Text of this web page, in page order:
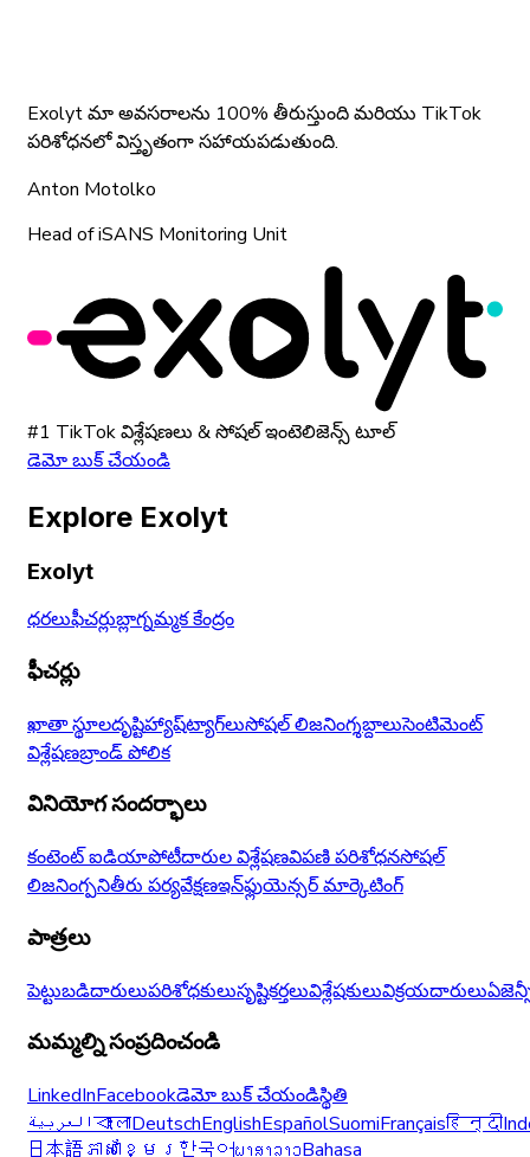
Exolyt మా అవసరాలను 100% తీరుస్తుంది మరియు TikTok
పరిశోధనలో విస్తృతంగా సహాయపడుతుంది.
Anton Motolko
Head of iSANS Monitoring Unit
#1 TikTok విశ్లేషణలు & సోషల్ ఇంటెలిజెన్స్ టూల్
డెమో బుక్ చేయండి
Explore Exolyt
Exolyt
ధరలుఫీచర్లుబ్లాగ్నమ్మక కేంద్రం
ఫీచర్లు
ఖాతా స్థూలదృష్టిహ్యాష్‌ట్యాగ్‌లుసోషల్ లిజనింగ్శబ్దాలుసెంటిమెంట్
విశ్లేషణబ్రాండ్ పోలిక
వినియోగ సందర్భాలు
కంటెంట్ ఐడియాపోటీదారుల విశ్లేషణవిపణి పరిశోధనసోషల్
లిజనింగ్పనితీరు పర్యవేక్షణఇన్‌ఫ్లుయెన్సర్ మార్కెటింగ్
పాత్రలు
పెట్టుబడిదారులుపరిశోధకులుసృష్టికర్తలువిశ్లేషకులువిక్రయదారులు
మమ్మల్ని సంప్రదించండి
LinkedInFacebookడెమో బుక్ చేయండిస్థితి
العربيةবাংলাDeutschEnglishEspañolSuomiFrançaisहिन्दी
日本語ភាសាខ្មែរ 한국어ພາສາລາວBahasa